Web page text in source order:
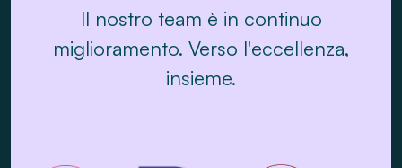
Il nostro team è in continuo
miglioramento. Verso l'eccellenza,
insieme.